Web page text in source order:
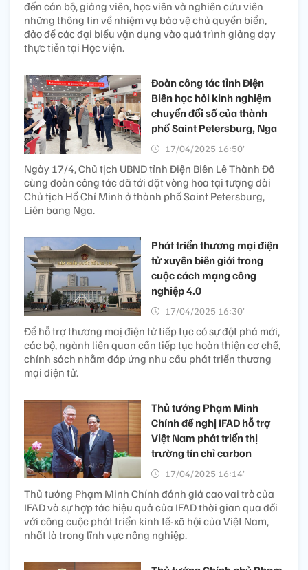
đến cán bộ, giảng viên, học viên và nghiên cứu viên
những thông tin về nhiệm vụ bảo vệ chủ quyền biển,
đảo để các đại biểu vận dụng vào quá trình giảng dạy
thực tiễn tại Học viện.
Đoàn công tác tỉnh Điện
Biên học hỏi kinh nghiệm
chuyển đổi số của thành
phố Saint Petersburg, Nga
17/04/2025 16:50’
Ngày 17/4, Chủ tịch UBND tỉnh Điện Biên Lê Thành Đô
cùng đoàn công tác đã tới đặt vòng hoa tại tượng đài
Chủ tịch Hồ Chí Minh ở thành phố Saint Petersburg,
Liên bang Nga.
Phát triển thương mại điện
tử xuyên biên giới trong
cuộc cách mạng công
nghiệp 4.0
17/04/2025 16:30’
Để hỗ trợ thương maị điện tử tiếp tục có sự đột phá mới,
các bộ, ngành liên quan cần tiếp tục hoàn thiện cơ chế,
chính sách nhằm đáp ứng nhu cầu phát triển thương
mại điện tử.
Thủ tướng Phạm Minh
Chính đề nghị IFAD hỗ trợ
Việt Nam phát triển thị
trường tín chỉ carbon
17/04/2025 16:14’
Thủ tướng Phạm Minh Chính đánh giá cao vai trò của
IFAD và sự hợp tác hiệu quả của IFAD thời gian qua đối
với công cuộc phát triển kinh tế-xã hội của Việt Nam,
nhất là trong lĩnh vực nông nghiệp.